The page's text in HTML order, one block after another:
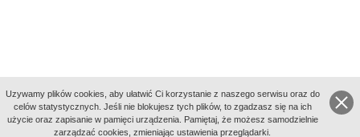
Uzywamy plików cookies, aby ułatwić Ci korzystanie z naszego serwisu oraz do
celów statystycznych. Jeśli nie blokujesz tych plików, to zgadzasz się na ich
użycie oraz zapisanie w pamięci urządzenia. Pamiętaj, że możesz samodzielnie
zarządzać cookies, zmieniając ustawienia przeglądarki.